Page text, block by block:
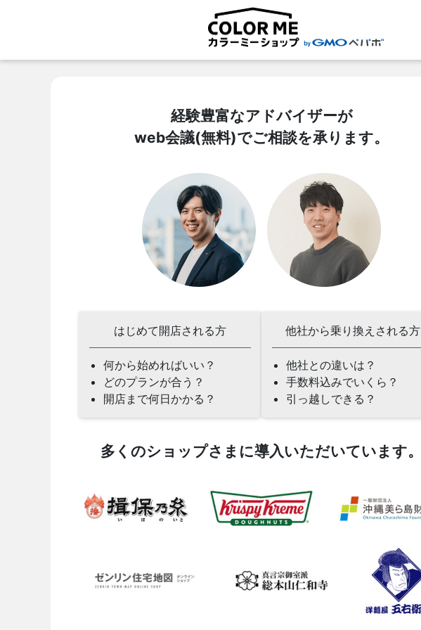
経験豊富なアドバイザーが
web会議(無料)でご相談を承ります。
はじめて開店される方
何から始めればいい？
どのプランが合う？
開店まで何日かかる？
他社から乗り換えされる方
他社との違いは？
手数料込みでいくら？
引っ越しできる？
多くのショップさまに導入いただいています。